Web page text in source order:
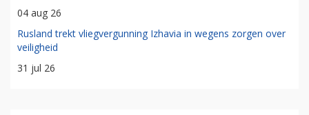
04 aug 26
Rusland trekt vliegvergunning Izhavia in wegens zorgen over
veiligheid
31 jul 26